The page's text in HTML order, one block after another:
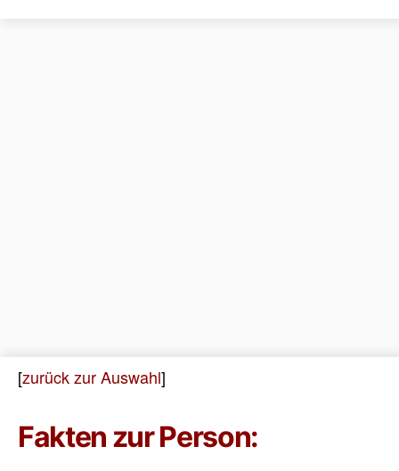
[zurück zur Auswahl]
Fakten zur Person: